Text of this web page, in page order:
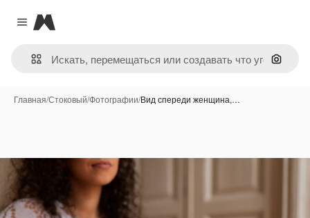
Close menu
Magnific
Поиск
Главная/Стоковый/Фотографии/Вид спереди женщина,…